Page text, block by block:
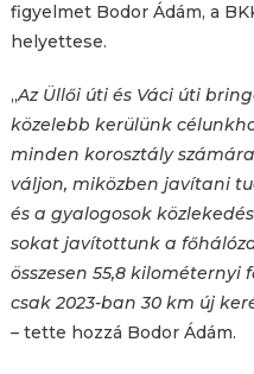
figyelmet Bodor Ádám, a
helyettese.
„Az Üllői úti és Váci úti
közelebb kerülünk
minden korosztály
váljon, miközben javítani
és a gyalogosok
sokat javítottunk a
összesen 55,8
csak 2023-ban 30 km új
– tette hozzá Bodor Ádám.